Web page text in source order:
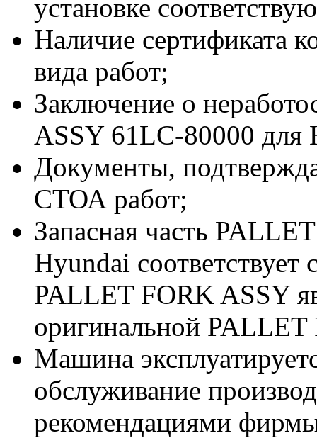
установке
Наличие сертификата
вида работ;
Заключение о
ASSY 61LC-80000 для
Документы,
СТОА работ;
Запасная часть
Hyundai
PALLET FORK ASSY
оригинальной
Машина
обслуживание
рекомендациями